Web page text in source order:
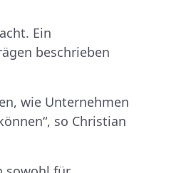
Ein
beschrieben
wie Unternehmen
so Christian